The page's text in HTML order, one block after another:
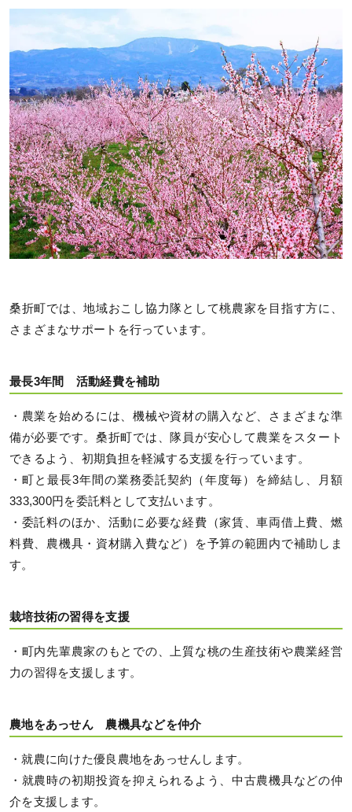
桑折町では、地域おこし協力隊として桃農家を目指す方に、
さまざまなサポートを行っています。
最長3年間 活動経費を補助
・農業を始めるには、機械や資材の購入など、さまざまな準
備が必要です。桑折町では、隊員が安心して農業をスタート
できるよう、初期負担を軽減する支援を行っています。
・町と最長3年間の業務委託契約（年度毎）を締結し、月額
333,300円を委託料として支払います。
・委託料のほか、活動に必要な経費（家賃、車両借上費、燃
料費、農機具・資材購入費など）を予算の範囲内で補助しま
す。
栽培技術の習得を支援
・町内先輩農家のもとでの、上質な桃の生産技術や農業経営
力の習得を支援します。
農地をあっせん 農機具などを仲介
・就農に向けた優良農地をあっせんします。
・就農時の初期投資を抑えられるよう、中古農機具などの仲
介を支援します。